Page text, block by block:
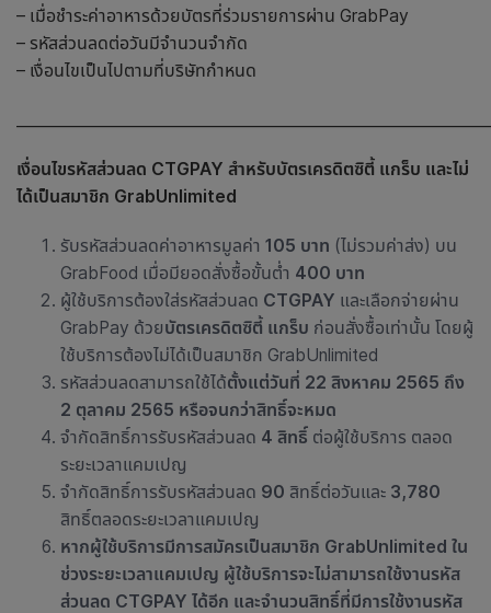
– เมื่อชำระค่าอาหารด้วยบัตรที่ร่วมรายการผ่าน GrabPay
– รหัสส่วนลดต่อวันมีจำนวนจำกัด
– เงื่อนไขเป็นไปตามที่บริษัทกำหนด
เงื่อนไขรหัสส่วนลด CTGPAY สำหรับบัตรเครดิตซิตี้ แกร็บ และไม่
ได้เป็นสมาชิก GrabUnlimited
รับรหัสส่วนลดค่าอาหารมูลค่า 105 บาท (ไม่รวมค่าส่ง) บน
GrabFood เมื่อมียอดสั่งซื้อขั้นต่ำ 400 บาท
ผู้ใช้บริการต้องใส่รหัสส่วนลด CTGPAY และเลือกจ่ายผ่าน
GrabPay ด้วยบัตรเครดิตซิตี้ แกร็บ ก่อนสั่งซื้อเท่านั้น โดยผู้
ใช้บริการต้องไม่ได้เป็นสมาชิก GrabUnlimited
รหัสส่วนลดสามารถใช้ได้ตั้งแต่วันที่ 22 สิงหาคม 2565 ถึง
2 ตุลาคม 2565 หรือจนกว่าสิทธิ์จะหมด
จำกัดสิทธิ์การรับรหัสส่วนลด 4 สิทธิ์ ต่อผู้ใช้บริการ ตลอด
ระยะเวลาแคมเปญ
จำกัดสิทธิ์การรับรหัสส่วนลด 90 สิทธิ์ต่อวันและ 3,780
สิทธิ์ตลอดระยะเวลาแคมเปญ
หากผู้ใช้บริการมีการสมัครเป็นสมาชิก GrabUnlimited ใน
ช่วงระยะเวลาแคมเปญ ผู้ใช้บริการจะไม่สามารถใช้งานรหัส
ส่วนลด CTGPAY ได้อีก และจำนวนสิทธิ์ที่มีการใช้งานรหัส